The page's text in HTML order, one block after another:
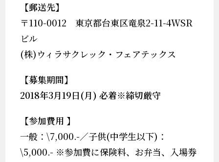
【郵送先】
〒110-0012 東京都台東区竜泉2-11-4WSR
ビル
(株)ウィラサクレック・フェアテックス
【募集期間】
2018年3月19日(月)必着※締切厳守
【参加費用 】
一般：\7,000.-／子供(中学生以下) ：
\5,000.- ※参加費に保険料、お弁当、入場券